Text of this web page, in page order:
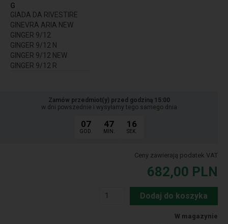
G
GIADA DA RIVESTIRE
GINEVRA ARIA NEW
GINGER 9/12
GINGER 9/12 N
GINGER 9/12 NEW
GINGER 9/12 R
Zamów przedmiot(y) przed godziną 15:00
w dni powszednie i wysyłamy tego samego dnia
07
GOD.
47
MIN.
15
SEK.
Ceny zawierają podatek VAT
682,00 PLN
Dodaj do koszyka
W magazynie